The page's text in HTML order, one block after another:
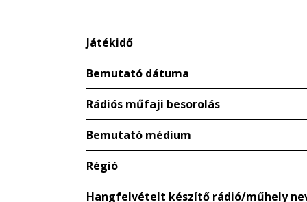
Játékidő
Bemutató dátuma
Rádiós műfaji besorolás
Bemutató médium
Régió
Hangfelvételt készítő rádió/műhely